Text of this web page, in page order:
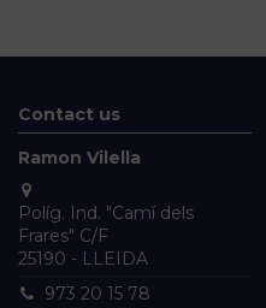
Contact us
Ramon Vilella
Políg. Ind. "Camí dels
Frares" C/F
25190 - LLEIDA
973 20 15 78